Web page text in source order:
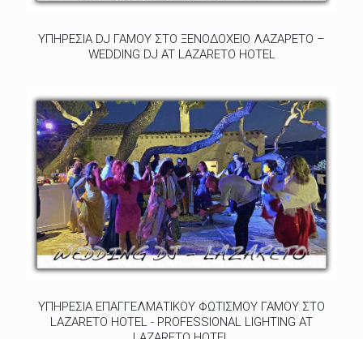
ΥΠΗΡΕΣΙΑ DJ ΓΑΜΟΥ ΣΤΟ ΞΕΝΟΔΟΧΕΙΟ ΛΑΖΑΡΕΤΟ –
WEDDING DJ AT LAZARETO HOTEL
ΥΠΗΡΕΣΙΑ ΕΠΑΓΓΕΛΜΑΤΙΚΟΥ ΦΩΤΙΣΜΟΥ ΓΑΜΟΥ ΣΤΟ
LAZARETO HOTEL - PROFESSIONAL LIGHTING AT